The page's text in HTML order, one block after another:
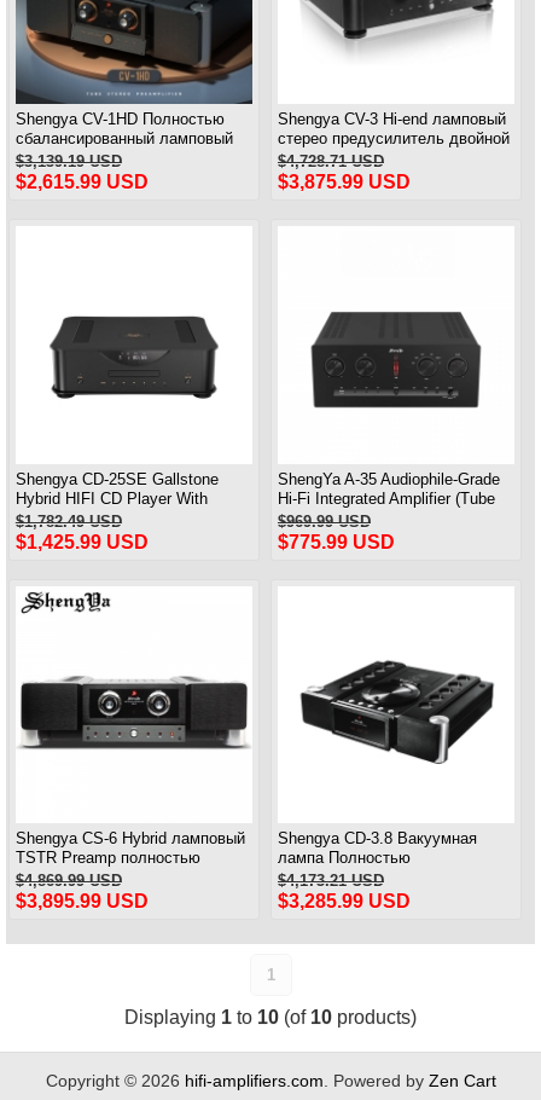
Shengya CV-1HD Полностью
сбалансированный ламповый
предусилитель Hifi с DSD
$3,139.19 USD
$2,615.99 USD
Shengya CV-3 Hi-end ламповый
стерео предусилитель двойной
моно полный балансный
предусилитель абсолютно
новый
$4,728.71 USD
$3,875.99 USD
Shengya CD-25SE Gallstone
Hybrid HIFI CD Player With
ESS9038Q2M high-end Decode
$1,782.49 USD
$1,425.99 USD
ShengYa A-35 Audiophile-Grade
Hi-Fi Integrated Amplifier (Tube
Pre-stage / Solid-state Power
Stage)
$969.99 USD
$775.99 USD
Shengya CS-6 Hybrid ламповый
TSTR Preamp полностью
сбалансированный
предусилитель
$4,869.99 USD
$3,895.99 USD
Shengya CD-3.8 Вакуумная
лампа Полностью
сбалансированный CD-плеер
HIFI Домашний CD-плеер
Обновленная версия
$4,173.21 USD
$3,285.99 USD
1
Displaying 1 to 10 (of 10 products)
Copyright © 2026 hifi-amplifiers.com. Powered by Zen Cart